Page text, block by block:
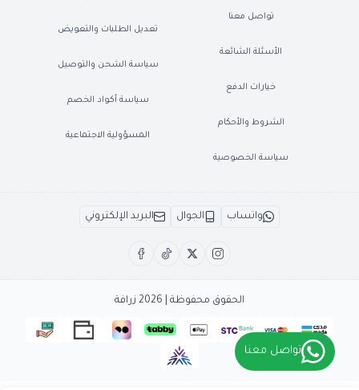
تواصل معنا
الأسئلة الشائعة
خيارات الدفع
الشروط والأحكام
سياسة الخصوصية
تعديل الطلبات والتعويض
سياسة الشحن والتوصيل
سياسة أكواد الخصم
المسؤولية الاجتماعية
واتساب الجوال البريد الإلكتروني
الحقوق محفوظة | 2026 زرافة
تواصل معنا